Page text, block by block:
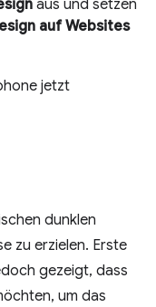
aus und setzen
auf Websites
jetzt
dunklen
zu erzielen. Erste
gezeigt, dass
um das